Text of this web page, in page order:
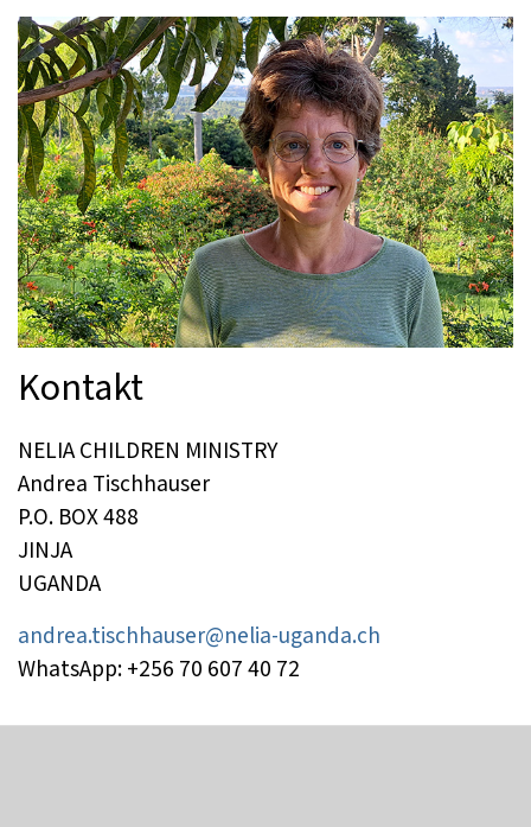
Kontakt
NELIA CHILDREN MINISTRY
Andrea Tischhauser
P.O. BOX 488
JINJA
UGANDA
andrea.tischhauser@nelia-uganda.ch
WhatsApp: +256 70 607 40 72